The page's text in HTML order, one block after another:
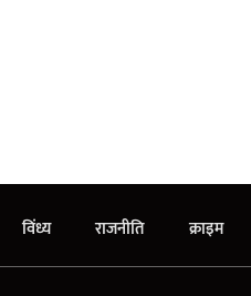
विंध्य राजनीति क्राइम